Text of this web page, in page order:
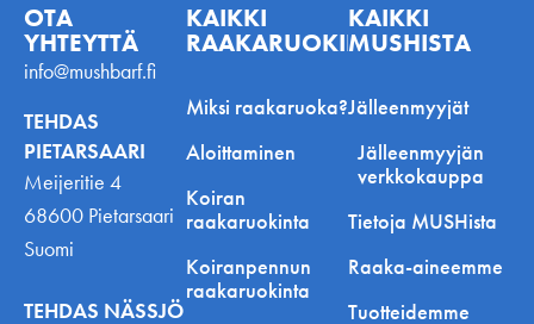
OTA
YHTEYTTÄ
info@mushbarf.fi
TEHDAS
PIETARSAARI
Meijeritie 4
68600 Pietarsaari
Suomi
TEHDAS NÄSSJÖ
KAIKKI
RAAKARUOKINNASTA
Miksi raakaruoka?
Aloittaminen
Koiran
raakaruokinta
Koiranpennun
raakaruokinta
KAIKKI
MUSHISTA
Jälleenmyyjät
Jälleenmyyjän
verkkokauppa
Tietoja MUSHista
Raaka-aineemme
Tuotteidemme